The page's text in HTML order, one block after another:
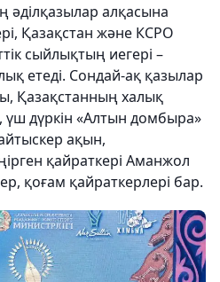
әділқазылар алқасына
Қазақстан және КСРО
сыйлықтың иегері –
етеді. Сондай-ақ қазылар
Қазақстанның халық
дүркін «Алтын домбыра»
ақын,
қайраткері Аманжол
қоғам қайраткерлері бар.